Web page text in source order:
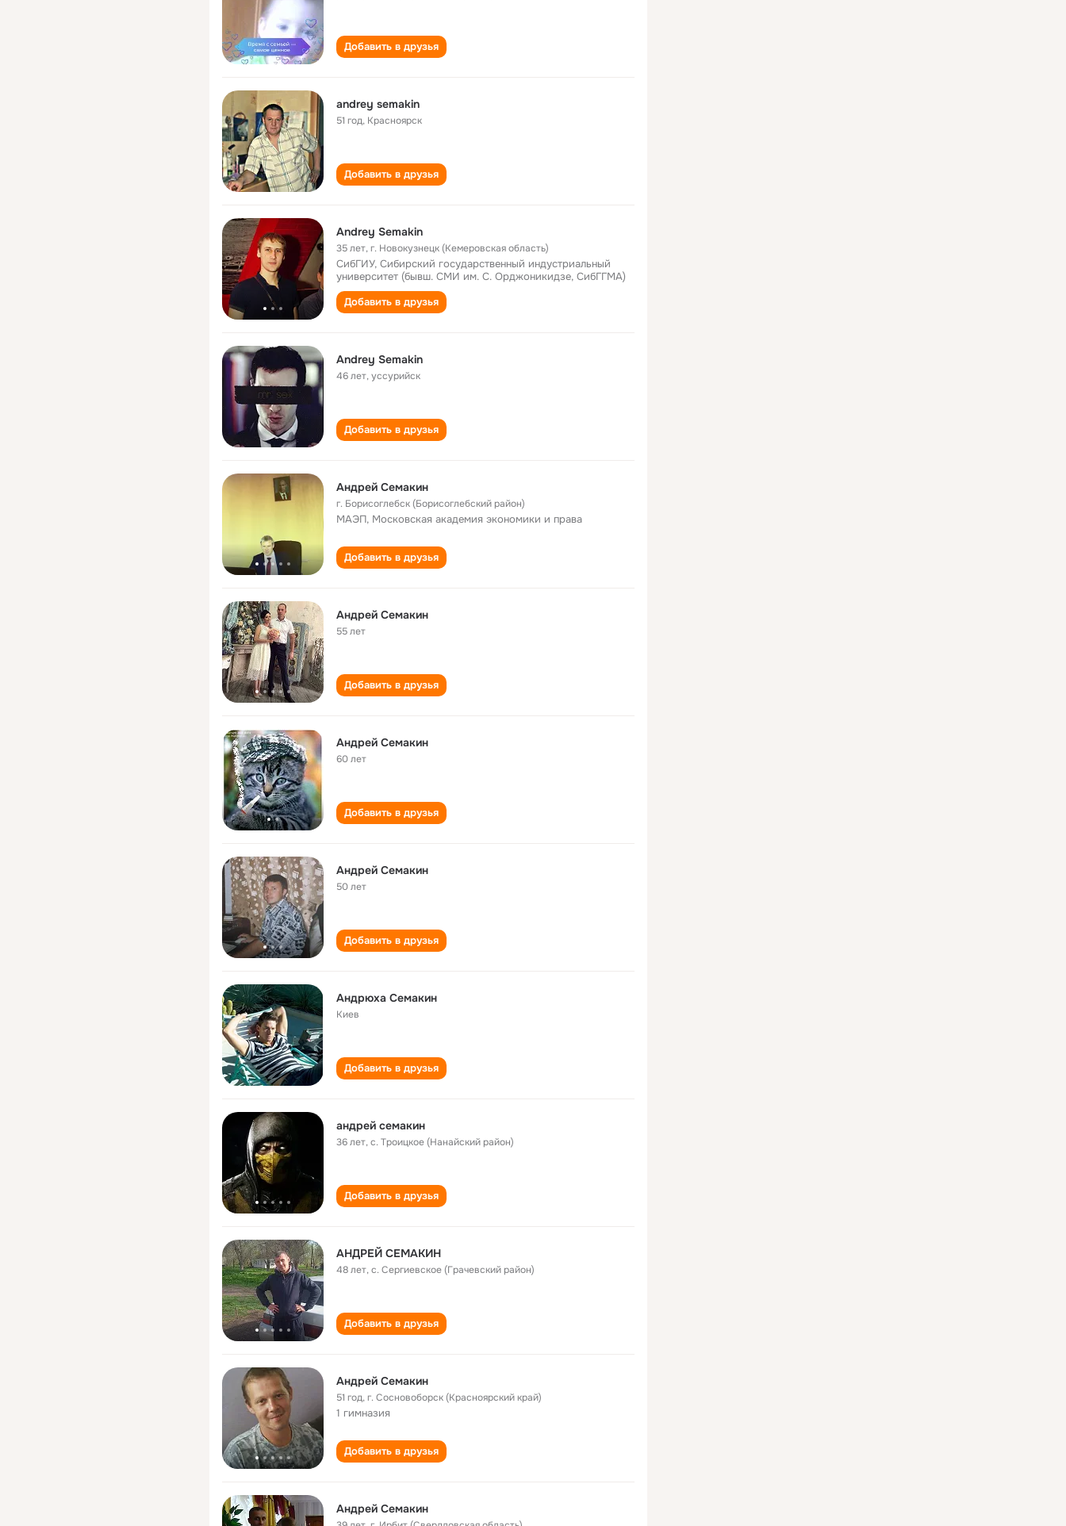
Добавить в друзья
andrey semakin
51 год, Красноярск
Добавить в друзья
Andrey Semakin
35 лет,г. Новокузнецк (Кемеровская область)
СибГИУ, Сибирский государственный индустриальный
университет (бывш. СМИ им. С. Орджоникидзе, СибГГМА)
Добавить в друзья
Andrey Semakin
46 лет,уссурийск
Добавить в друзья
Андрей Семакин
г. Борисоглебск (Борисоглебский район)
МАЭП, Московская академия экономики и права
Добавить в друзья
Андрей Семакин
55 лет
Добавить в друзья
Андрей Семакин
60 лет
Добавить в друзья
Андрей Семакин
50 лет
Добавить в друзья
Андрюха Семакин
Киев
Добавить в друзья
андрей семакин
36 лет,с. Троицкое (Нанайский район)
Добавить в друзья
АНДРЕЙ СЕМАКИН
48 лет,с. Сергиевское (Грачевский район)
Добавить в друзья
Андрей Семакин
51 год,г. Сосновоборск (Красноярский край)
1 гимназия
Добавить в друзья
Андрей Семакин